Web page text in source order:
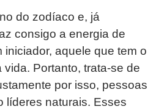
do zodíaco e, já
consigo a energia de
iniciador, aquele que tem o
Portanto, trata-se de
por isso, pessoas
líderes naturais. Esses